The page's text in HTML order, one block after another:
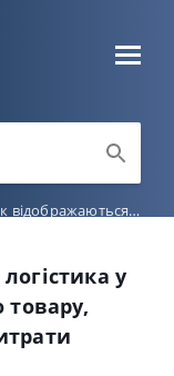
ПДВ та логістика у собівартості реалізованого товару, якщо документи на доп. витрати додані пізніше?
у
товару,